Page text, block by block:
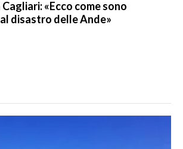
«Ecco come sono
disastro delle Ande»